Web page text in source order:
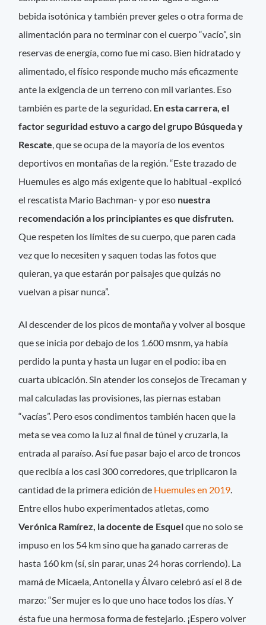
bebida isotónica y también prever geles o otra forma de
alimentación para no terminar con el cuerpo “vacío”, sin
reservas de energía, como fue mi caso. Bien hidratado y
alimentado, el físico responde mucho más eficazmente
ante la exigencia de un terreno con mil variantes. Eso
también es parte de la seguridad. En esta carrera, el
factor seguridad estuvo a cargo del grupo Búsqueda y
Rescate, que se ocupa de la mayoría de los eventos
deportivos en montañas de la región. “Este trazado de
Huemules es algo más exigente que lo habitual -explicó
el rescatista Mario Bachman- y por eso nuestra
recomendación a los principiantes es que disfruten.
Que respeten los límites de su cuerpo, que paren cada
vez que lo necesiten y saquen todas las fotos que
quieran, ya que estarán por paisajes que quizás no
vuelvan a pisar nunca”.
Al descender de los picos de montaña y volver al bosque
que se inicia por debajo de los 1.600 msnm, ya había
perdido la punta y hasta un lugar en el podio: iba en
cuarta ubicación. Sin atender los consejos de Trecaman y
mal calculadas las provisiones, las piernas estaban
“vacías”. Pero esos condimentos también hacen que la
meta se vea como la luz al final de túnel y cruzarla, la
entrada al paraíso. Así fue pasar bajo el arco de troncos
que recibía a los casi 300 corredores, que triplicaron la
cantidad de la primera edición de Huemules en 2019.
Entre ellos hubo experimentados atletas, como
Verónica Ramírez, la docente de Esquelque no solo se
impuso en los 54 km sino que ha ganado carreras de
hasta 160 km (sí, sin parar, unas 24 horas corriendo). La
mamá de Micaela, Antonella y Álvaro celebró así el 8 de
marzo: “Ser mujer es lo que uno hace todos los días. Y
ésta fue una hermosa forma de festejarlo. ¡Espero volver